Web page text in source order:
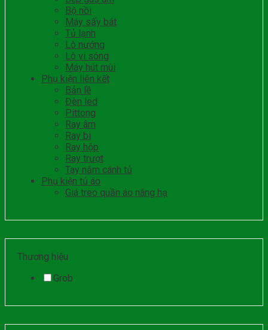
Bộ nồi
Máy sấy bát
Tủ lạnh
Lò nướng
Lò vi sóng
Máy hút mùi
Phụ kiện liên kết
Bản lề
Đèn led
Pittong
Ray âm
Ray bi
Ray hộp
Ray trượt
Tay nắm cánh tủ
Phụ kiện tủ áo
Giá treo quần áo nâng hạ
Thương hiệu
Grob